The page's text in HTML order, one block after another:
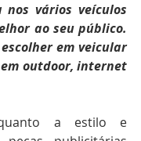
vários veículos
ao seu público.
em veicular
outdoor, internet
a estilo e